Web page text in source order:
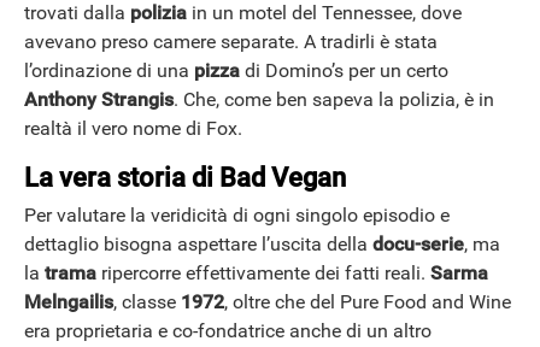
trovati dalla polizia in un motel del Tennessee, dove
avevano preso camere separate. A tradirli è stata
l’ordinazione di una pizza di Domino’s per un certo
Anthony Strangis. Che, come ben sapeva la polizia, è in
realtà il vero nome di Fox.
La vera storia di Bad Vegan
Per valutare la veridicità di ogni singolo episodio e
dettaglio bisogna aspettare l’uscita della docu-serie, ma
la trama ripercorre effettivamente dei fatti reali. Sarma
Melngailis, classe 1972, oltre che del Pure Food and Wine
era proprietaria e co-fondatrice anche di un altro